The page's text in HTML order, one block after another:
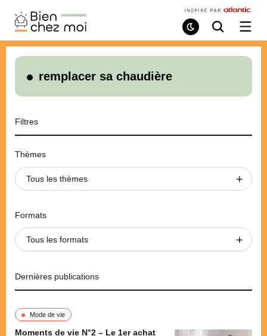
Bien
Chez
Moi
Mode
de
Recherche
/
le
remplacer sa chaudière
Filtres
Thèmes
Tous les thèmes
Formats
Tous les formats
Dernières publications
Mode de vie
Moments de vie N°2 – Le 1er achat